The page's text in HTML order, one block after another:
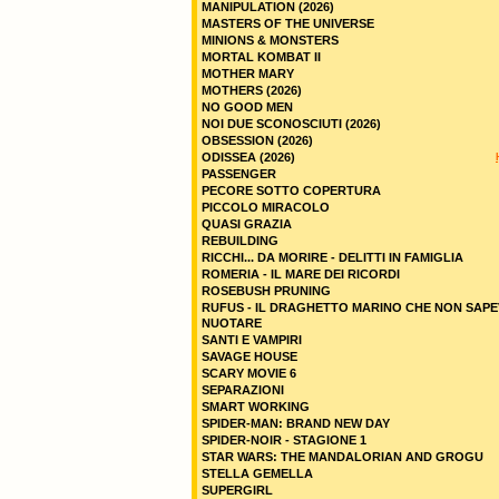
MANIPULATION (2026)
MASTERS OF THE UNIVERSE
MINIONS & MONSTERS
MORTAL KOMBAT II
MOTHER MARY
MOTHERS (2026)
NO GOOD MEN
NOI DUE SCONOSCIUTI (2026)
OBSESSION (2026)
ODISSEA (2026)
PASSENGER
PECORE SOTTO COPERTURA
PICCOLO MIRACOLO
QUASI GRAZIA
REBUILDING
RICCHI... DA MORIRE - DELITTI IN FAMIGLIA
ROMERIA - IL MARE DEI RICORDI
ROSEBUSH PRUNING
RUFUS - IL DRAGHETTO MARINO CHE NON
NUOTARE
SANTI E VAMPIRI
SAVAGE HOUSE
SCARY MOVIE 6
SEPARAZIONI
SMART WORKING
SPIDER-MAN: BRAND NEW DAY
SPIDER-NOIR - STAGIONE 1
STAR WARS: THE MANDALORIAN AND GROGU
STELLA GEMELLA
SUPERGIRL